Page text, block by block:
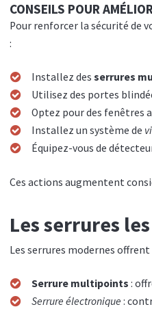
CONSEILS POUR
Pour renforcer la sécurité de
:
Installez des serrures
Utilisez des portes
Optez pour des fenêtres
Installez un système de
Équipez-vous de
Ces actions augmentent
Les serrures
Les serrures modernes
Serrure multipoints :
Serrure électronique :